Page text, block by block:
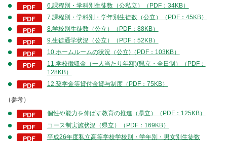
6.課程別・学科別生徒数（公私立）（PDF：34KB）
7.課程別・学科別・学年別生徒数（公立）（PDF：45KB）
8.学校別生徒数（公立）（PDF：88KB）
9.生徒通学状況（公立）（PDF：52KB）
10.ホームルームの状況（公立)（PDF：103KB）
11.学校徴収金（一人当たり年額)(県立・全日制）（PDF：
128KB）
12.奨学金等貸付金貸与制度（PDF：75KB）
（参考）
個性や能力を伸ばす教育の推進（県立）（PDF：125KB）
コース制実施状況（県立）（PDF：169KB）
平成26年度私立高等学校学校別・学年別・男女別生徒数